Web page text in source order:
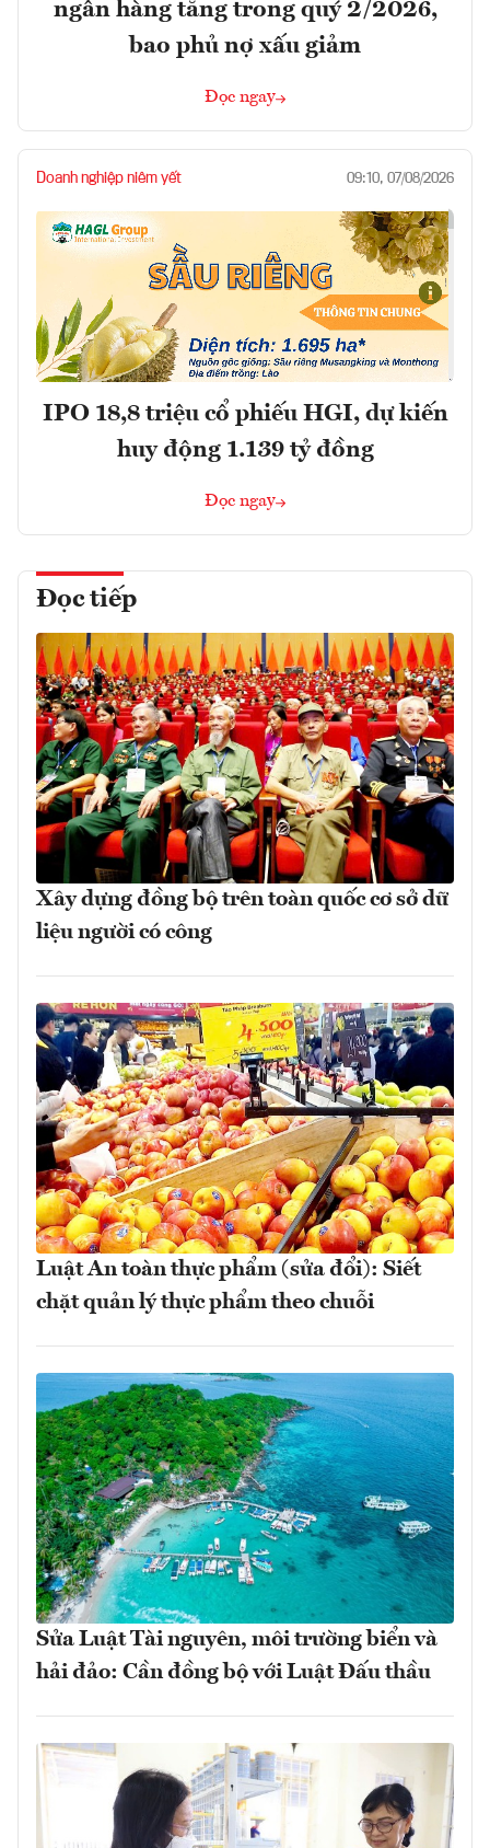
ngân hàng tăng trong quý 2/2026,
bao phủ nợ xấu giảm
Đọc ngay
Doanh nghiệp niêm yết 09:10, 07/08/2026
IPO 18,8 triệu cổ phiếu HGI, dự kiến
huy động 1.139 tỷ đồng
Đọc ngay
Đọc tiếp
Xây dựng đồng bộ trên toàn quốc cơ sở dữ
liệu người có công
Luật An toàn thực phẩm (sửa đổi): Siết
chặt quản lý thực phẩm theo chuỗi
Sửa Luật Tài nguyên, môi trường biển và
hải đảo: Cần đồng bộ với Luật Đấu thầu